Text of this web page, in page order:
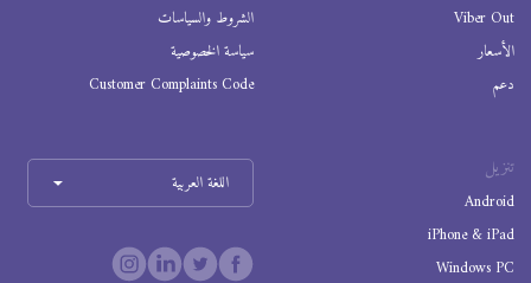
Viber Out
الأسعار
دعم
الشروط والسياسات
سياسة الخصوصية
Customer Complaints Code
تنزيل
Android
iPhone & iPad
Windows PC
اللغة العربية